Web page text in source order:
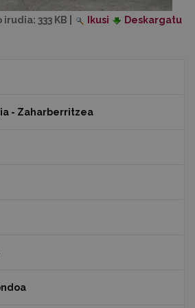
irudia: 333 KB Ikusi Deskargatu
- Zaharberritzea